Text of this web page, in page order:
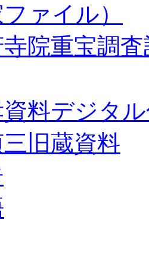
ファイル）
院重宝調
料デジタ
旧蔵資料